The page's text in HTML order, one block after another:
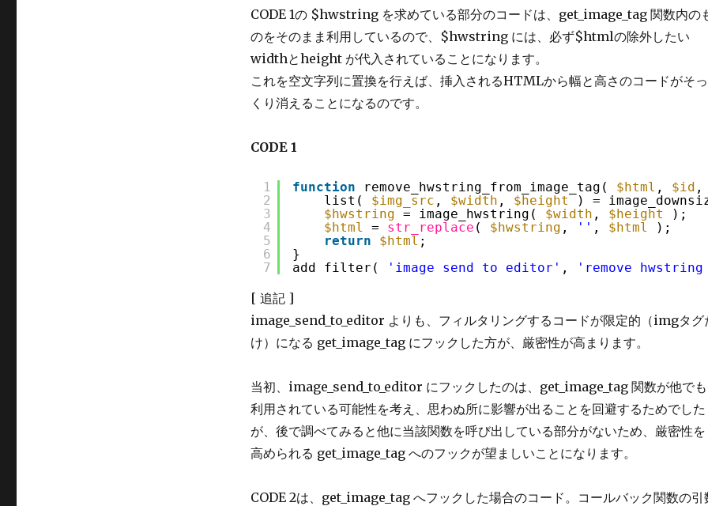
CODE 1の $hwstring を求めている部分のコードは、get_image_tag 関数内の
のをそのまま利用しているので、$hwstring には、必ず$htmlの除外したい
widthとheight が代入されていることになります。
これを空文字列に置換を行えば、挿入されるHTMLから幅と高さのコードがそっ
くり消えることになるのです。
CODE 1
1
2
3
4
5
6
7
function remove_hwstring_from_image_tag( $html , $id
list( $img_src , $width , $height
) =
$hwstring = image_hwstring( $width , $height
);
$html
= str_replace ( $hwstring , '' , $html
);
return
$html ;
}
add_filter(
'image_send_to_editor' ,
[ 追記 ]
image_send_to_editor よりも、フィルタリングするコードが限定的（imgタグ
け）になる get_image_tag にフックした方が、厳密性が高まります。
当初、image_send_to_editor にフックしたのは、get_image_tag 関数が他でも
利用されている可能性を考え、思わぬ所に影響が出ることを回避するためでした
が、後で調べてみると他に当該関数を呼び出している部分がないため、厳密性を
高められる get_image_tag へのフックが望ましいことになります。
CODE 2は、get_image_tag へフックした場合のコード。コールバック関数の引